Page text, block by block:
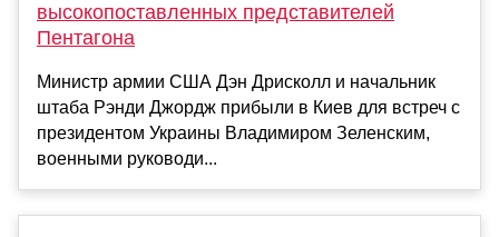
высокопоставленных представителей
Пентагона
Министр армии США Дэн Дрисколл и начальник
штаба Рэнди Джордж прибыли в Киев для встреч с
президентом Украины Владимиром Зеленским,
военными руководи...